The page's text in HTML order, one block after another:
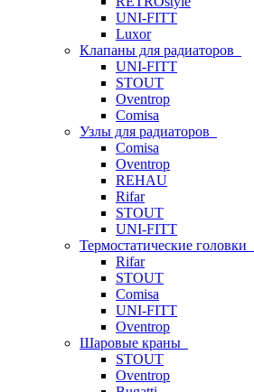
UNI-FITT
Luxor
Клапаны для радиаторов
UNI-FITT
STOUT
Oventrop
Comisa
Узлы для радиаторов
Comisa
Oventrop
REHAU
Rifar
STOUT
UNI-FITT
Термостатические головки
Rifar
STOUT
Comisa
UNI-FITT
Oventrop
Шаровые краны
STOUT
Oventrop